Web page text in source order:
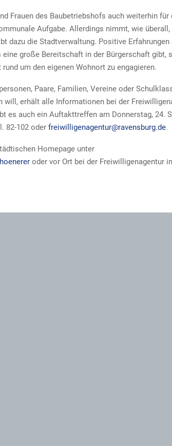
Frauen des Baubetriebshofs auch weiterhin für
Aufgabe. Allerdings nimmt, wie
dazu die Stadtverwaltung. Positive Erfahrungen
eine große Bereitschaft in der Bürgerschaft gibt,
um den eigenen Wohnort zu engagieren.
Paare, Familien, Vereine oder
will, erhält alle Informationen bei der
es auch ein Auftakttreffen am Donnerstag, 24.
82-102 oder freiwilligenagentur@ravensburg.de.
Homepage unter
oder vor Ort bei der Freiwilligenagentur